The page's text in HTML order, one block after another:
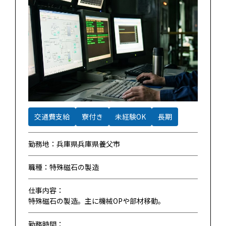
交通費支給 寮付き 未経験OK 長期
勤務地：兵庫県兵庫県養父市
職種：特殊磁石の製造
仕事内容：
特殊磁石の製造。主に機械OPや部材移動。